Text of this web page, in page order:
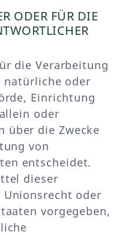
ODER FÜR DIE
die Verarbeitung
oder
Einrichtung
oder
über die Zwecke
von
entscheidet.
dieser
oder
vorgegeben,